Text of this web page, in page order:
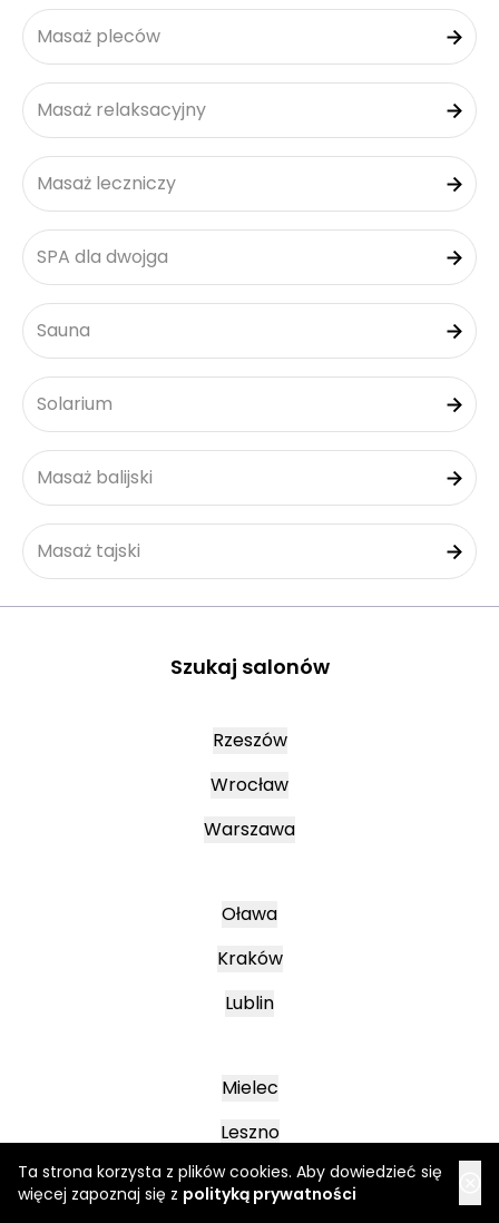
Ta strona korzysta z plików cookies. Aby dowiedzieć się
więcej zapoznaj się z polityką prywatności
Masaż pleców
Masaż relaksacyjny
Masaż leczniczy
SPA dla dwojga
Sauna
Solarium
Masaż balijski
Masaż tajski
Szukaj salonów
Rzeszów
Wrocław
Warszawa
Oława
Kraków
Lublin
Mielec
Leszno
Poznań